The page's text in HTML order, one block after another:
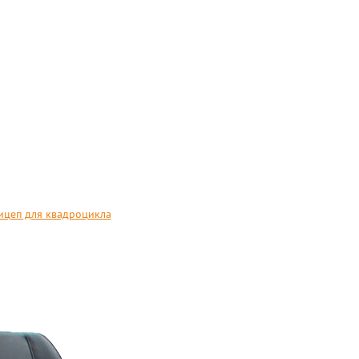
для квадроцикла